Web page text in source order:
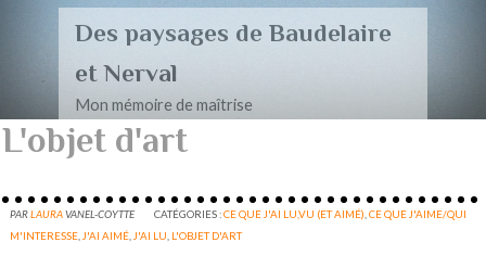
Des paysages de Baudelaire
et Nerval
Mon mémoire de maîtrise
L'objet d'art
PARLAURAVANEL-COYTTE CATÉGORIES :CE QUE J'AI LU,VU (ET AIMÉ) ,CE QUE J'AIME/QUI
M'INTERESSE J'AI AIMÉ J'AI LU L'OBJET D'ART